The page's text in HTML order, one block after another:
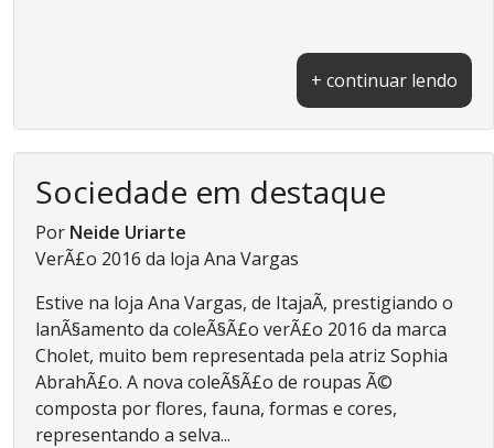
+ continuar lendo
Sociedade em destaque
Por Neide Uriarte
VerÃ£o 2016 da loja Ana Vargas
Estive na loja Ana Vargas, de ItajaÃ­, prestigiando o
lanÃ§amento da coleÃ§Ã£o verÃ£o 2016 da marca
Cholet, muito bem representada pela atriz Sophia
AbrahÃ£o. A nova coleÃ§Ã£o de roupas Ã©
composta por flores, fauna, formas e cores,
representando a selva...